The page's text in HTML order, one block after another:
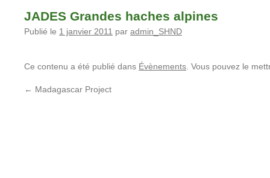
JADES Grandes haches alpines
Publié le 1 janvier 2011 par admin_SHND
Ce contenu a été publié dans Évènements . Vous pouvez le
← Madagascar Project